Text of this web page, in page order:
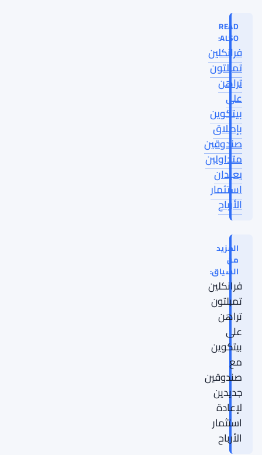
READ
ALSO:
فرانكلين
تمبلتون
تراهن
على
بيتكوين
بإطلاق
صندوقين
متداولين
يعيدان
استثمار
الأرباح
المزيد
من
السياق:
فرانكلين
تمبلتون
تراهن
على
بيتكوين
مع
صندوقين
جديدين
لإعادة
استثمار
الأرباح